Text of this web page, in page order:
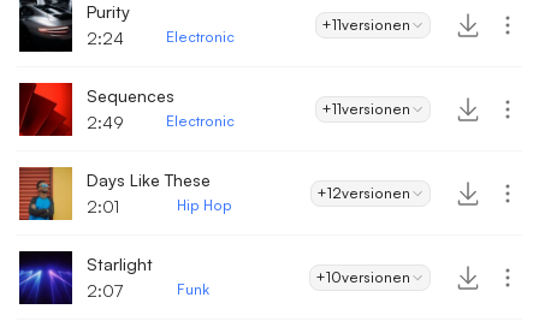
Purity
2:24
Electronic
+11versionen
Sequences
2:49
Electronic
+11versionen
Days Like These
2:01
Hip Hop
+12versionen
Starlight
2:07
Funk
+10versionen